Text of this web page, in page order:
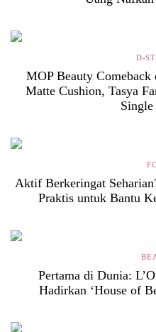
D-
MOP Beauty
Matte Cushion, Tasya
Single
Aktif Berkeringat
Praktis untuk Bantu
Pertama di Dunia:
Hadirkan ‘House of